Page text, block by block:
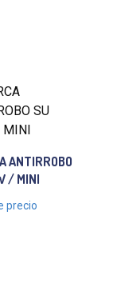
ANTIRROBO
/ MINI
precio